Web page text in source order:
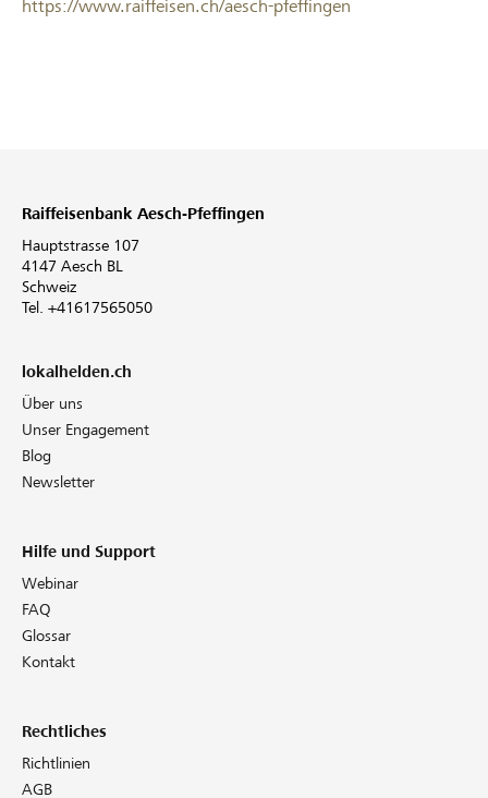
https://www.raiffeisen.ch/aesch-pfeffingen
Raiffeisenbank Aesch-Pfeffingen
Hauptstrasse 107
4147 Aesch BL
Schweiz
Tel. +41617565050
lokalhelden.ch
Über uns
Unser Engagement
Blog
Newsletter
Hilfe und Support
Webinar
FAQ
Glossar
Kontakt
Rechtliches
Richtlinien
AGB